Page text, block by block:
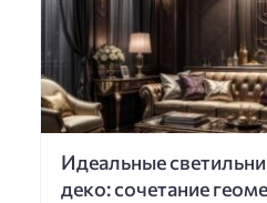
Идеальные
деко: сочетание